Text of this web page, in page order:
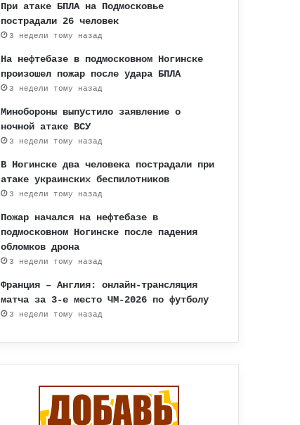
При атаке БПЛА на Подмосковье
пострадали 26 человек
3 недели тому назад
На нефтебазе в подмосковном Ногинске
произошел пожар после удара БПЛА
3 недели тому назад
Минобороны выпустило заявление о
ночной атаке ВСУ
3 недели тому назад
В Ногинске два человека пострадали при
атаке украинских беспилотников
3 недели тому назад
Пожар начался на нефтебазе в
подмосковном Ногинске после падения
обломков дрона
3 недели тому назад
Франция – Англия: онлайн-трансляция
матча за 3-е место ЧМ-2026 по футболу
3 недели тому назад